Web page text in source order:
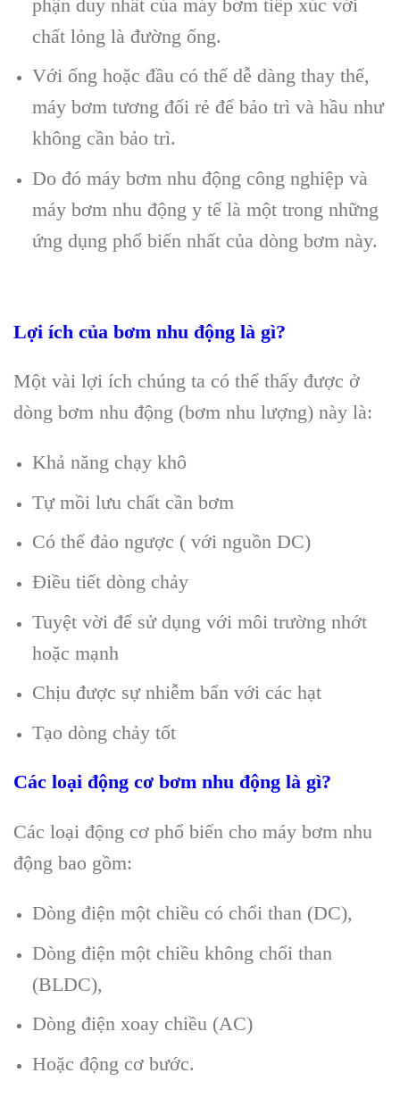
phận duy nhất của máy bơm tiếp xúc với
chất lỏng là đường ống.
Với ống hoặc đầu có thể dễ dàng thay thế,
máy bơm tương đối rẻ để bảo trì và hầu như
không cần bảo trì.
Do đó máy bơm nhu động công nghiệp và
máy bơm nhu động y tế là một trong những
ứng dụng phổ biến nhất của dòng bơm này.
Lợi ích của bơm nhu động là gì?
Một vài lợi ích chúng ta có thể thấy được ở
dòng bơm nhu động (bơm nhu lượng) này là:
Khả năng chạy khô
Tự mồi lưu chất cần bơm
Có thể đảo ngược ( với nguồn DC)
Điều tiết dòng chảy
Tuyệt vời để sử dụng với môi trường nhớt
hoặc mạnh
Chịu được sự nhiễm bẩn với các hạt
Tạo dòng chảy tốt
Các loại động cơ bơm nhu động là gì?
Các loại động cơ phổ biến cho máy bơm nhu
động bao gồm:
Dòng điện một chiều có chổi than (DC),
Dòng điện một chiều không chổi than
(BLDC),
Dòng điện xoay chiều (AC)
Hoặc động cơ bước.